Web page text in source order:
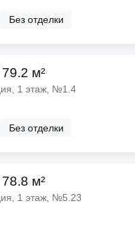
Без отделки
м²
1 этаж, №1.4
Без отделки
м²
1 этаж, №5.23